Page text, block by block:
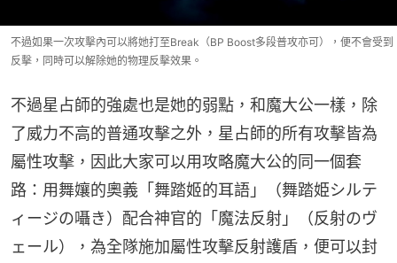
不過如果一次攻擊內可以將她打至Break（BP Boost多段普攻亦可），便不會受到
反擊，同時可以解除她的物理反擊效果。
不過星占師的強處也是她的弱點，和魔大公一樣，除
了威力不高的普通攻擊之外，星占師的所有攻擊皆為
屬性攻擊，因此大家可以用攻略魔大公的同一個套
路：用舞孃的奧義「舞踏姬的耳語」（舞踏姫シルテ
ィージの囁き）配合神官的「魔法反射」（反射のヴ
ェール），為全隊施加屬性攻擊反射護盾，便可以封